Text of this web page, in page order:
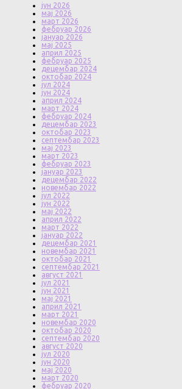
јун 2026
мај 2026
март 2026
фебруар 2026
јануар 2026
мај 2025
април 2025
фебруар 2025
децембар 2024
октобар 2024
јул 2024
јун 2024
април 2024
март 2024
фебруар 2024
децембар 2023
октобар 2023
септембар 2023
мај 2023
март 2023
фебруар 2023
јануар 2023
децембар 2022
новембар 2022
јул 2022
јун 2022
мај 2022
април 2022
март 2022
јануар 2022
децембар 2021
новембар 2021
октобар 2021
септембар 2021
август 2021
јул 2021
јун 2021
мај 2021
април 2021
март 2021
новембар 2020
октобар 2020
септембар 2020
август 2020
јул 2020
јун 2020
мај 2020
март 2020
фебруар 2020